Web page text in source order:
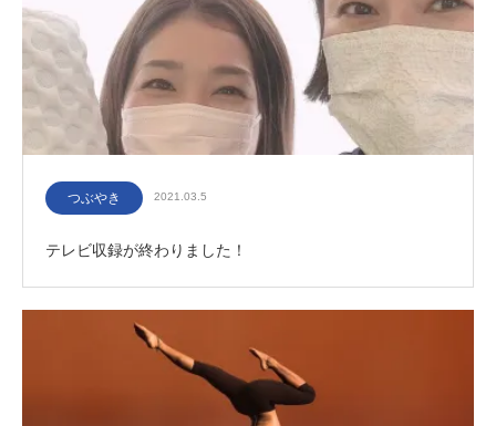
つぶやき 2021.03.5
テレビ収録が終わりました！